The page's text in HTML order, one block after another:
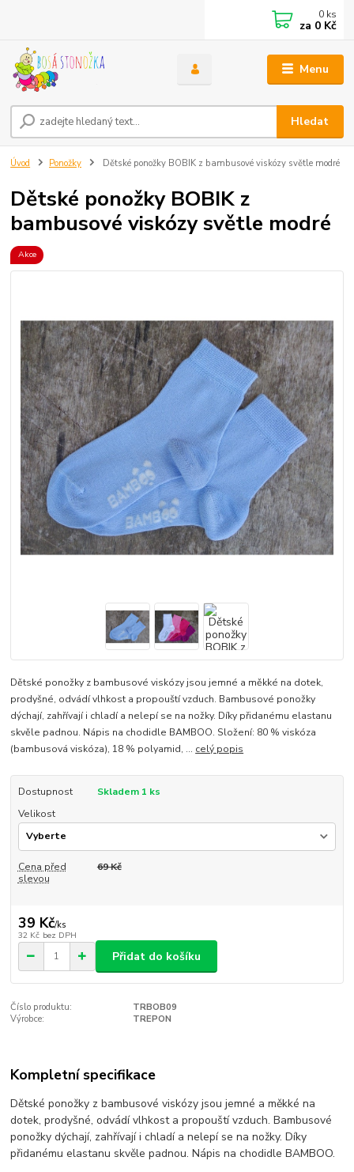
Menu
Hledat
0 ks
za 0 Kč
Úvod Ponožky Dětské ponožky BOBIK z bambusové viskózy světle modré
Dětské ponožky BOBIK z
bambusové viskózy světle modré
Akce
Dětské ponožky z bambusové viskózy jsou jemné a měkké na dotek,
prodyšné, odvádí vlhkost a propouští vzduch. Bambusové ponožky
dýchají, zahřívají i chladí a nelepí se na nožky. Díky přidanému elastanu
skvěle padnou. Nápis na chodidle BAMBOO. Složení: 80 % viskóza
(bambusová viskóza), 18 % polyamid, ... celý popis
Dostupnost
Skladem 1 ks
Velikost
Cena před
slevou
69 Kč
39 Kč/ks
32 Kč bez DPH
Přidat do košíku
Číslo produktu:
TRBOB09
Výrobce:
TREPON
Kompletní specifikace
Dětské ponožky z bambusové viskózy jsou jemné a měkké na
dotek, prodyšné, odvádí vlhkost a propouští vzduch. Bambusové
ponožky dýchají, zahřívají i chladí a nelepí se na nožky. Díky
přidanému elastanu skvěle padnou. Nápis na chodidle BAMBOO.